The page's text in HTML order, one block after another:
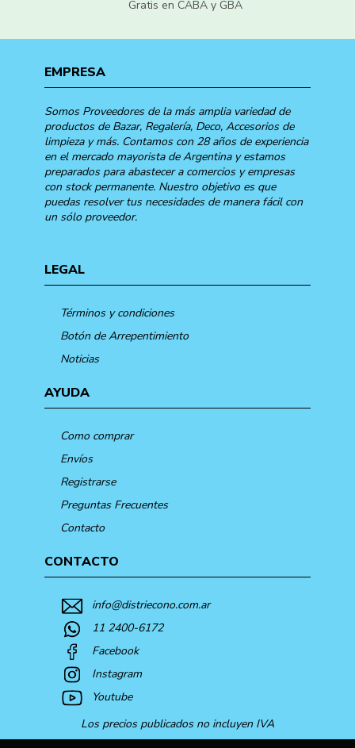
Gratis en CABA y GBA
EMPRESA
Somos Proveedores de la más amplia variedad de
productos de Bazar, Regalería, Deco, Accesorios de
limpieza y más. Contamos con 28 años de experiencia
en el mercado mayorista de Argentina y estamos
preparados para abastecer a comercios y empresas
con stock permanente. Nuestro objetivo es que
puedas resolver tus necesidades de manera fácil con
un sólo proveedor.
LEGAL
Términos y condiciones
Botón de Arrepentimiento
Noticias
AYUDA
Como comprar
Envíos
Registrarse
Preguntas Frecuentes
Contacto
CONTACTO
info@distriecono.com.ar
11 2400-6172
Facebook
Instagram
Youtube
Los precios publicados no incluyen IVA